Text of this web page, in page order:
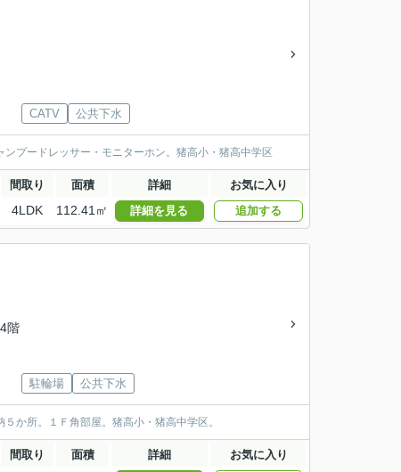
CATV 公共下水
プードレッサー・モニターホン。猪高小・猪高中学区
間取り 面積 詳細 お気に入り
4LDK 112.41㎡ 詳細を見る 追加する
階
駐輪場 公共下水
か所。１Ｆ角部屋。猪高小・猪高中学区。
間取り 面積 詳細 お気に入り